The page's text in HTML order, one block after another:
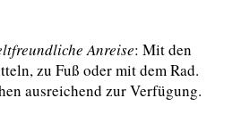
Anreise: Mit den
zu Fuß oder mit dem Rad.
ausreichend zur Verfügung.